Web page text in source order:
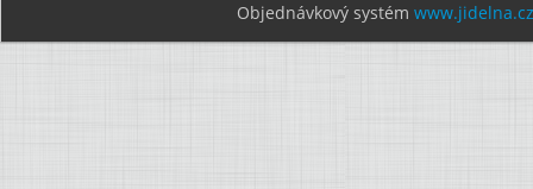
Objednávkový systém www.jidelna.cz